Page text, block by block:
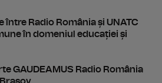
Radio România și UNATC
în domeniul educației și
GAUDEAMUS Radio România